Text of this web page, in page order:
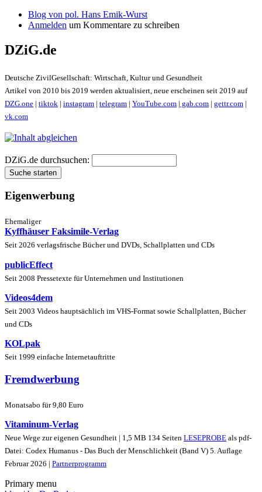
Blog von pol. Hans Emik-Wurst
Anmelden um Kommentare zu schreiben
DZiG.de
Deutsche ZivilGesellschaft: Wirtschaft, Kultur und Gesundheit
Artikel von 2010 bis 2019 werden aktualisiert, neue erscheinen seit 2019 auf
DZG.one | tiktok | instagram | telegram | YouTube.com | gab.com | gettr.com |
vk.com
DZiG.de durchsuchen:
Eigenwerbung
Ehemaliger
Kyffhäuser Faksimile-Verlag
Seit 2026 verlagsfrische Bücher und DVDs, Schallplatten und CDs
publicEffect
Seit 2008 Pressetexte für Unternehmen und Institutionen
Videos4dem
Seit 2003 Videos hauptsächlich im VHS-Format sowie Schallplatten, Bücher
und CDs
KOLpak
Seit 1999 einfache Internetauftritte
Fremdwerbung
Monatsabo für 9,80 Euro
Vitaminum-Verlag
Neue Wege zur eigenen Gesundheit | 1,5 MB 134 Seiten LESEPROBE als pdf-
Datei: Codex Humanus - Das Buch der Menschlichkeit (Band V) 5. Auflage
Februar 2026 | Partnerprogramm
Primary menu